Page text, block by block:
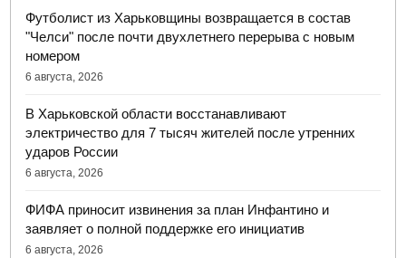
Футболист из Харьковщины возвращается в состав
"Челси" после почти двухлетнего перерыва с новым
номером
6 августа, 2026
В Харьковской области восстанавливают
электричество для 7 тысяч жителей после утренних
ударов России
6 августа, 2026
ФИФА приносит извинения за план Инфантино и
заявляет о полной поддержке его инициатив
6 августа, 2026